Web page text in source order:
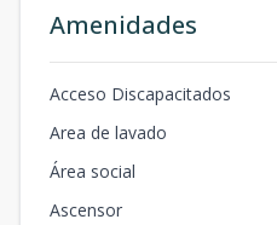
Amenidades
Acceso Discapacitados
Area de lavado
Área social
Ascensor